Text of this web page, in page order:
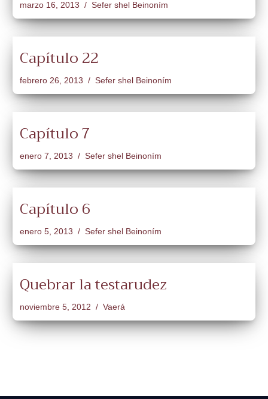
marzo 16, 2013 Sefer shel Beinoním
Capítulo 22
febrero 26, 2013 Sefer shel Beinoním
Capítulo 7
enero 7, 2013 Sefer shel Beinoním
Capítulo 6
enero 5, 2013 Sefer shel Beinoním
Quebrar la testarudez
noviembre 5, 2012 Vaerá